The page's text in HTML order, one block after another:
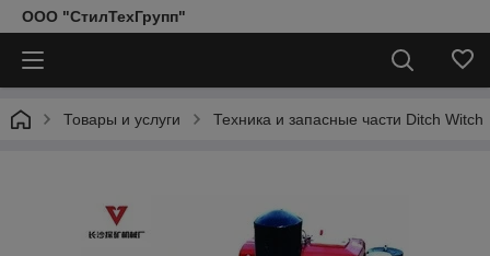
ООО "СтилТехГрупп"
Товары и услуги Техника и запасные части Ditch Witch